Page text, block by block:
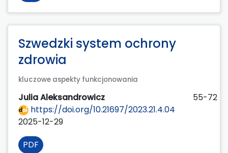
Szwedzki system ochrony
zdrowia
kluczowe aspekty funkcjonowania
Julia Aleksandrowicz
55-72
https://doi.org/10.21697/2023.21.4.04
2025-12-29
PDF